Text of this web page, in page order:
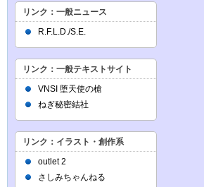
リンク：一般ニュース
R.F.L.D./S.E.
リンク：一般テキストサイト
VNSI 堕天使の槍
ねぎ秘密結社
リンク：イラスト・創作系
outlet 2
さしみちゃんねる